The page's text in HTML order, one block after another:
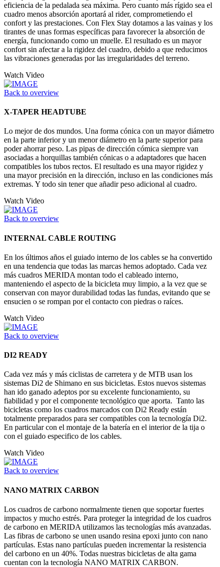
eficiencia de la pedalada sea máxima. Pero cuanto más rígido sea el
cuadro menos absorción aportará al rider, comprometiendo el
confort y las prestaciones. Con Flex Stay dotamos a las vainas y los
tirantes de unas formas específicas para favorecer la absorción de
energía, funcionando como un muelle. El resultado es un mayor
confort sin afectar a la rigidez del cuadro, debido a que reducimos
las vibraciones generadas por las irregularidades del terreno.
Watch Video
Back to overview
X-TAPER HEADTUBE
Lo mejor de dos mundos. Una forma cónica con un mayor diámetro
en la parte inferior y un menor diámetro en la parte superior para
poder ahorrar peso. Las pipas de dirección cómica siempre van
asociadas a horquillas también cónicas o a adaptadores que hacen
compatibles los tubos rectos. El resultado es una mayor rigidez y
una mayor precisión en la dirección, incluso en las condiciones más
extremas. Y todo sin tener que añadir peso adicional al cuadro.
Watch Video
Back to overview
INTERNAL CABLE ROUTING
En los últimos años el guiado interno de los cables se ha convertido
en una tendencia que todas las marcas hemos adoptado. Cada vez
más cuadros MERIDA montan todo el cableado interno,
manteniendo el aspecto de la bicicleta muy limpio, a la vez que se
conservan con mayor durabilidad todas las fundas, evitando que se
ensucien o se rompan por el contacto con piedras o raíces.
Watch Video
Back to overview
DI2 READY
Cada vez más y más ciclistas de carretera y de MTB usan los
sistemas Di2 de Shimano en sus bicicletas. Estos nuevos sistemas
han ido ganado adeptos por su excelente funcionamiento, su
fiabilidad y por el componente tecnológico que aporta. Tanto las
bicicletas como los cuadros marcados con Di2 Ready están
totalmente preparados para ser compatibles con la tecnología Di2.
En particular con el montaje de la batería en el interior de la tija o
con el guiado especifico de los cables.
Watch Video
Back to overview
NANO MATRIX CARBON
Los cuadros de carbono normalmente tienen que soportar fuertes
impactos y mucho estrés. Para proteger la integridad de los cuadros
de carbono en MERIDA utilizamos las tecnologías más avanzadas.
Las fibras de carbono se unen usando resina epoxi junto con nano
partículas. Estas nano partículas pueden incrementar la resistencia
del carbono en un 40%. Todas nuestras bicicletas de alta gama
cuentan con la tecnología NANO MATRIX CARBON.